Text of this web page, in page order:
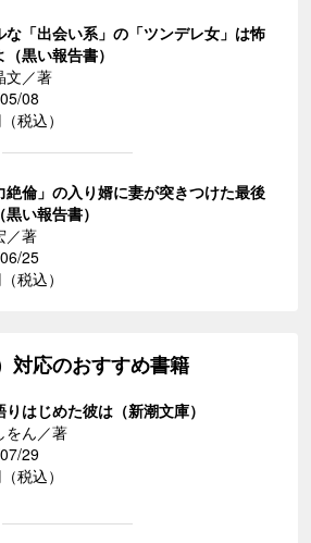
な「出会い系」の「ツンデレ女」は怖
（黒い報告書）
文／著
08
税込）
絶倫」の入り婿に妻が突きつけた最後
い報告書）
／著
25
税込）
対応のおすすめ書籍
りはじめた彼は（新潮文庫）
をん／著
29
税込）